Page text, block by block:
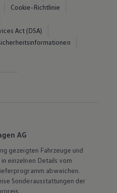
Cookie-Richtlinie
Act (DSA)
AG
gezeigten Fahrzeuge und
einzelnen Details vom
abweichen.
Sonderausstattungen der